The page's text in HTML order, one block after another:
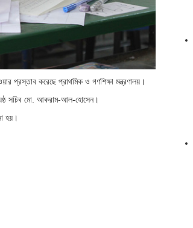
প্রস্তাব করেছে প্রাথমিক ও গণশিক্ষা মন্ত্রণালয়।
সচিব মো. আকরাম-আল-হোসেন।
হয়।